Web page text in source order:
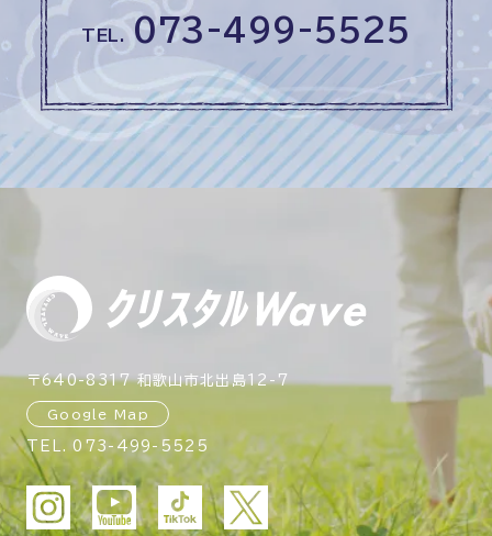
TEL. 073-499-5525
〒640-8317 和歌山市北出島12-7
Google Map
TEL.073-499-5525